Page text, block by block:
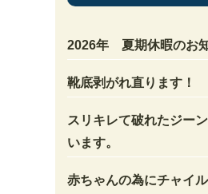
2026年 夏期休暇のお
靴底剥がれ直ります！
スリキレて破れたジー
います。
赤ちゃんの為にチャイ